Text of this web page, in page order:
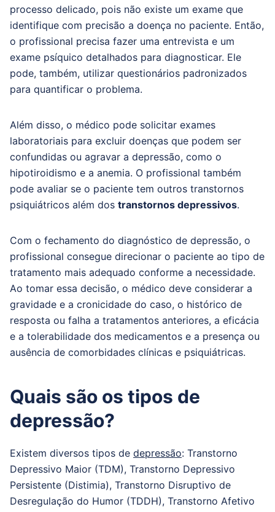
processo delicado, pois não existe um exame que
identifique com precisão a doença no paciente. Então,
o profissional precisa fazer uma entrevista e um
exame psíquico detalhados para diagnosticar. Ele
pode, também, utilizar questionários padronizados
para quantificar o problema.
Além disso, o médico pode solicitar exames
laboratoriais para excluir doenças que podem ser
confundidas ou agravar a depressão, como o
hipotiroidismo e a anemia. O profissional também
pode avaliar se o paciente tem outros transtornos
psiquiátricos além dos transtornos depressivos.
Com o fechamento do diagnóstico de depressão, o
profissional consegue direcionar o paciente ao tipo de
tratamento mais adequado conforme a necessidade.
Ao tomar essa decisão, o médico deve considerar a
gravidade e a cronicidade do caso, o histórico de
resposta ou falha a tratamentos anteriores, a eficácia
e a tolerabilidade dos medicamentos e a presença ou
ausência de comorbidades clínicas e psiquiátricas.
Quais são os tipos de
depressão?
Existem diversos tipos de depressão: Transtorno
Depressivo Maior (TDM), Transtorno Depressivo
Persistente (Distimia), Transtorno Disruptivo de
Desregulação do Humor (TDDH), Transtorno Afetivo